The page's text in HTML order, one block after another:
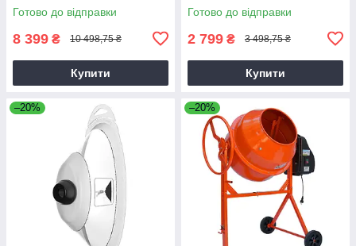
Готово до відправки
8 399 ₴ 10 498,75 ₴
Купити
Готово до відправки
2 799 ₴ 3 498,75 ₴
Купити
–20% –20%